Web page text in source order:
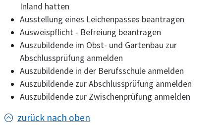
Inland hatten
Ausstellung eines Leichenpasses beantragen
Ausweispflicht - Befreiung beantragen
Auszubildende im Obst- und Gartenbau zur
Abschlussprüfung anmelden
Auszubildende in der Berufsschule anmelden
Auszubildende zur Abschlussprüfung anmelden
Auszubildende zur Zwischenprüfung anmelden
zurück nach oben